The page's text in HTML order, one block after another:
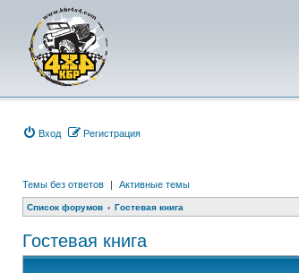
Вход Регистрация
Темы без ответов | Активные темы
Список форумов Гостевая книга
Гостевая книга